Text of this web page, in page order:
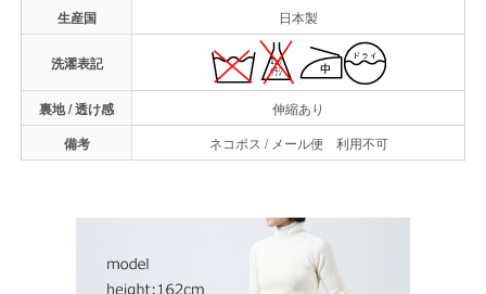
生産国 日本製
洗濯表記
裏地 / 透け感 伸縮あり
備考 ネコポス / メール便 利用不可